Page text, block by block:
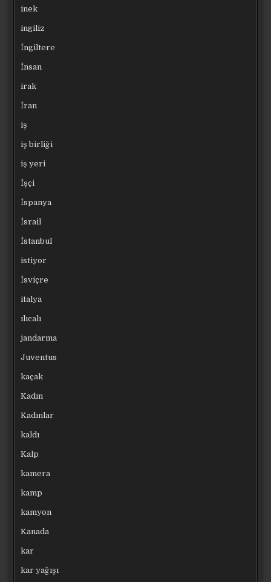
inek
ingiliz
İngiltere
İnsan
irak
İran
iş
iş birliği
iş yeri
İşçi
İspanya
İsrail
İstanbul
istiyor
İsviçre
italya
ılıcalı
jandarma
Juventus
kaçak
Kadın
Kadınlar
kaldı
Kalp
kamera
kamp
kamyon
Kanada
kar
kar yağışı